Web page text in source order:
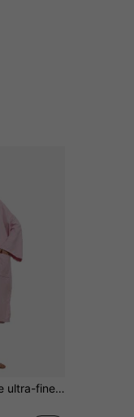
Cape de surf en fibre ultra-fine à séchage rapide, serviette de plage à capuche zippée, peignoir enveloppant chaud, cape de plage pour adulte